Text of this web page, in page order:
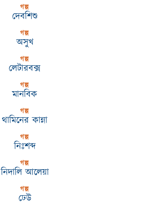
গল্প
দেবশিশু
গল্প
অসুখ
গল্প
লেটারবক্স
গল্প
মানবিক
গল্প
থামিনের কান্না
গল্প
নিঃশব্দ
গল্প
নিদালি আলেয়া
গল্প
ঢেউ